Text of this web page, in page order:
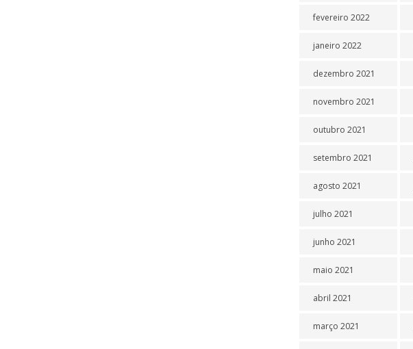
fevereiro 2022
janeiro 2022
dezembro 2021
novembro 2021
outubro 2021
setembro 2021
agosto 2021
julho 2021
junho 2021
maio 2021
abril 2021
março 2021